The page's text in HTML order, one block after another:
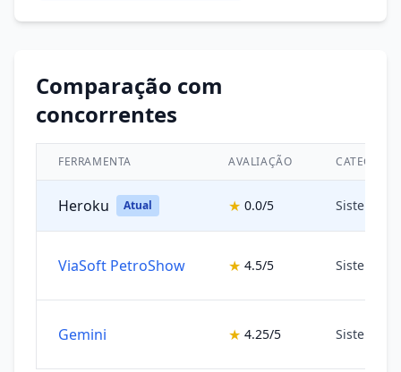
Comparação com
concorrentes
FERRAMENTA AVALIAÇÃO CATEGORIA
Heroku Atual ★ 0.0/5 Sistemas
ViaSoft PetroShow ★ 4.5/5 Sistemas
Gemini ★ 4.25/5 Sistemas